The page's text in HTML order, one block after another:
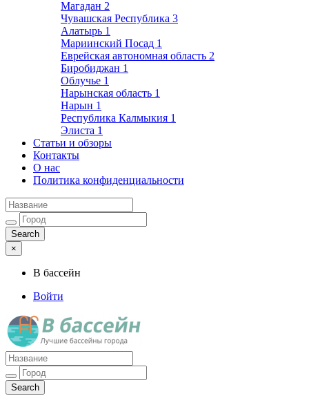
Магадан 2
Чувашская Республика 3
Алатырь 1
Мариинский Посад 1
Еврейская автономная область 2
Биробиджан 1
Облучье 1
Нарынская область 1
Нарын 1
Республика Калмыкия 1
Элиста 1
Статьи и обзоры
Контакты
О нас
Политика конфиденциальности
×
В бассейн
Войти
Лучшие бассейны города